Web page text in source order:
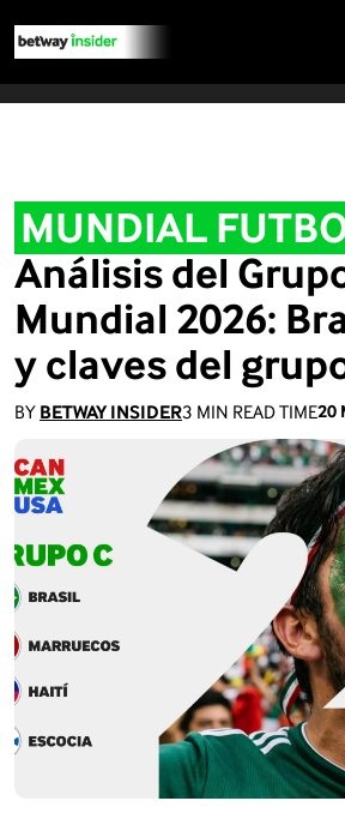
MUNDIAL
Análisis del
Mundial 2026:
y claves del
20
BY BETWAY INSIDER3 MIN READ TIME